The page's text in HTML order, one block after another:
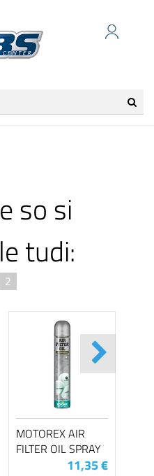
so si
tudi:
2
MOTOREX AIR
FILTER OIL SPRAY
11,35 €